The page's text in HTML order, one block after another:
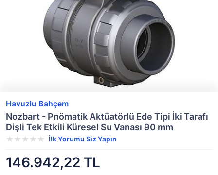
Havuzlu Bahçem
Nozbart - Pnömatik Aktüatörlü Ede Tipi İki Tarafı
Dişli Tek Etkili Küresel Su Vanası 90 mm
İlk Yorumu Siz Yapın
146.942,22 TL